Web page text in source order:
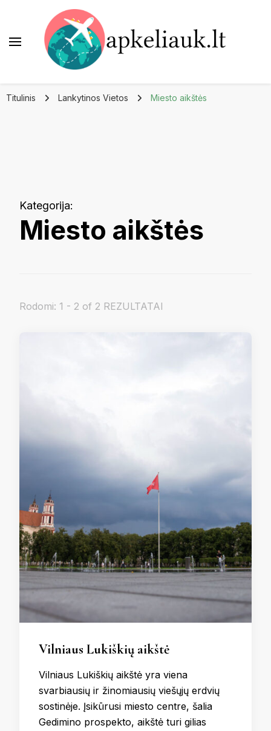
Titulinis Lankytinos Vietos Miesto aikštės
Kategorija:
Miesto aikštės
Rodomi: 1 - 2 of 2 REZULTATAI
Vilniaus Lukiškių aikštė
Vilniaus Lukiškių aikštė yra viena
svarbiausių ir žinomiausių viešųjų erdvių
sostinėje. Įsikūrusi miesto centre, šalia
Gedimino prospekto, aikštė turi gilias